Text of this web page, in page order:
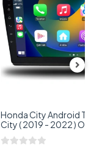
Honda City Android
City ( 2019 - 2022 )
Multimedya – Honda
Double Teyp